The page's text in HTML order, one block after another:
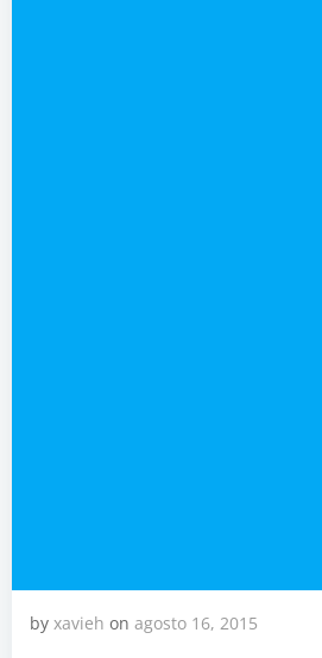
by xavieh on agosto 16, 2015